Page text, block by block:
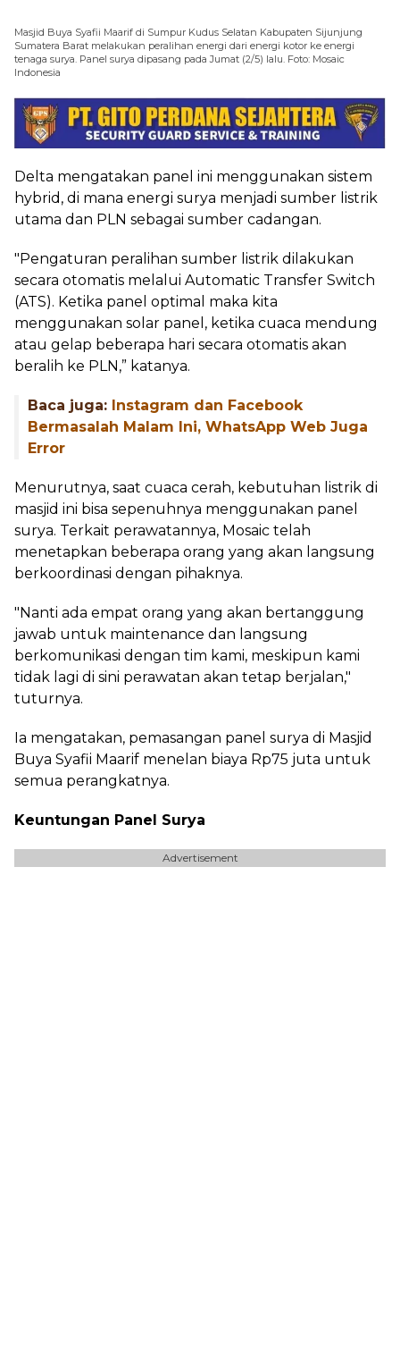
Masjid Buya Syafii Maarif di Sumpur Kudus Selatan Kabupaten Sijunjung
Sumatera Barat melakukan peralihan energi dari energi kotor ke energi
tenaga surya. Panel surya dipasang pada Jumat (2/5) lalu. Foto: Mosaic
Indonesia
Delta mengatakan panel ini menggunakan sistem
hybrid, di mana energi surya menjadi sumber listrik
utama dan PLN sebagai sumber cadangan.
"Pengaturan peralihan sumber listrik dilakukan
secara otomatis melalui Automatic Transfer Switch
(ATS). Ketika panel optimal maka kita
menggunakan solar panel, ketika cuaca mendung
atau gelap beberapa hari secara otomatis akan
beralih ke PLN,” katanya.
Baca juga: Instagram dan Facebook
Bermasalah Malam Ini, WhatsApp Web Juga
Error
Menurutnya, saat cuaca cerah, kebutuhan listrik di
masjid ini bisa sepenuhnya menggunakan panel
surya. Terkait perawatannya, Mosaic telah
menetapkan beberapa orang yang akan langsung
berkoordinasi dengan pihaknya.
"Nanti ada empat orang yang akan bertanggung
jawab untuk maintenance dan langsung
berkomunikasi dengan tim kami, meskipun kami
tidak lagi di sini perawatan akan tetap berjalan,"
tuturnya.
Ia mengatakan, pemasangan panel surya di Masjid
Buya Syafii Maarif menelan biaya Rp75 juta untuk
semua perangkatnya.
Keuntungan Panel Surya
Advertisement